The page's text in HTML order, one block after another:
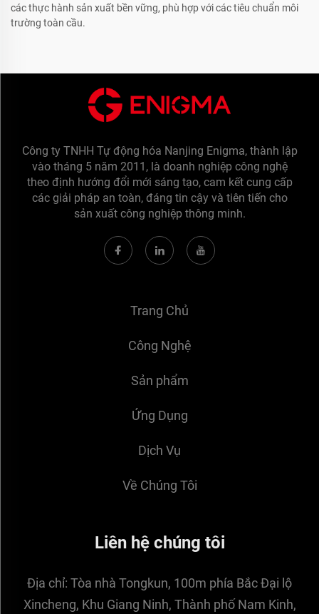
các thực hành sản xuất bền vững, phù hợp với các tiêu chuẩn môi
trường toàn cầu.
Công ty TNHH Tự động hóa Nanjing Enigma, thành lập
vào tháng 5 năm 2011, là doanh nghiệp công nghệ
theo định hướng đổi mới sáng tạo, cam kết cung cấp
các giải pháp an toàn, đáng tin cậy và tiên tiến cho
sản xuất công nghiệp thông minh.
Trang Chủ
Công Nghệ
Sản phẩm
Ứng Dụng
Dịch Vụ
Về Chúng Tôi
Liên hệ chúng tôi
Địa chỉ: Tòa nhà Tongkun, 100m phía Bắc Đại lộ
Xincheng, Khu Giang Ninh, Thành phố Nam Kinh,